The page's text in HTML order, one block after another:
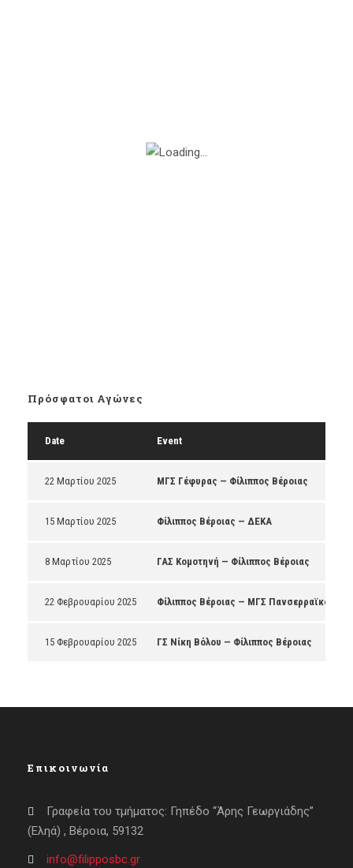
Πρόσφατοι Αγώνες
Date Event
22 Μαρτίου 2025 ΜΓΣ Γέφυρας — Φίλιππος Βέροιας
15 Μαρτίου 2025 Φίλιππος Βέροιας — ΔΕΚΑ
8 Μαρτίου 2025 ΓΑΣ Κομοτηνή — Φίλιππος Βέροιας
22 Φεβρουαρίου 2025 Φίλιππος Βέροιας — ΜΓΣ Πανσερραϊκός
15 Φεβρουαρίου 2025 ΓΣ Νίκη Βόλου — Φίλιππος Βέροιας
Επικοινωνία
Γραφεία του τμήματος: Γηπέδο “Άρης Γεωργιάδης”
(Εληά) , Βέροια, 59132
info@filipposbc.gr